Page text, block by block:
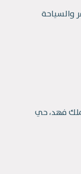
والسياحة
طريق الملك فهد، حي